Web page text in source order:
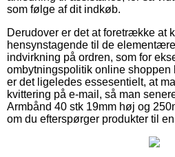
som følge af dit indkøb.
Derudover er det at foretrække at
hensynstagende til de
indvirkning på ordren, som for
ombytningspolitik online
er det ligeledes essesentielt, at
kvittering på e-mail, så man
Armbånd 40 stk 19mm høj og
om du efterspørger produkter til